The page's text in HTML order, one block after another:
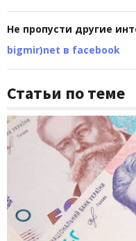
Не пропусти другие
bigmir)net в facebook
Статьи по теме